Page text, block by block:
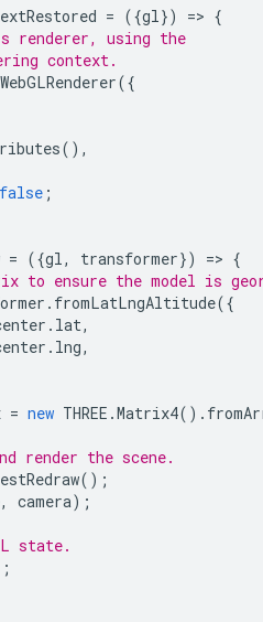
= ({gl}) => {
renderer, using the
context.
WebGLRenderer({
(),
false ;
= ({gl, transformer}) => {
to ensure the model is
. fromLatLngAltitude({
. lat,
. lng,
= new THREE .Matrix4().
render the scene.
();
, camera);
state.